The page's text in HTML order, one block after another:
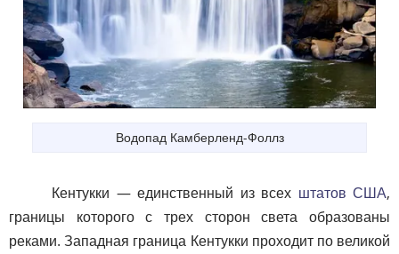
Водопад Камберленд-Фоллз
Кентукки — единственный из всех штатов США,
границы которого с трех сторон света образованы
реками. Западная граница Кентукки проходит по великой